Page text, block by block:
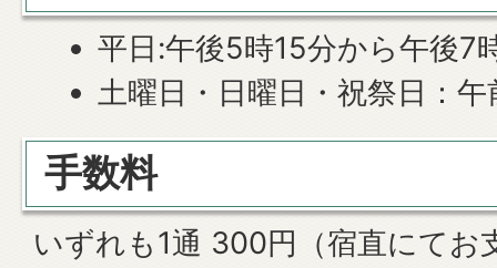
平日:午後5時15分から午後7
土曜日・日曜日・祝祭日：
手数料
いずれも1通 300円（宿直にてお